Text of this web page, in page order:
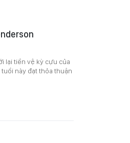
lại tiền vệ kỳ cựu của
này đạt thỏa thuận